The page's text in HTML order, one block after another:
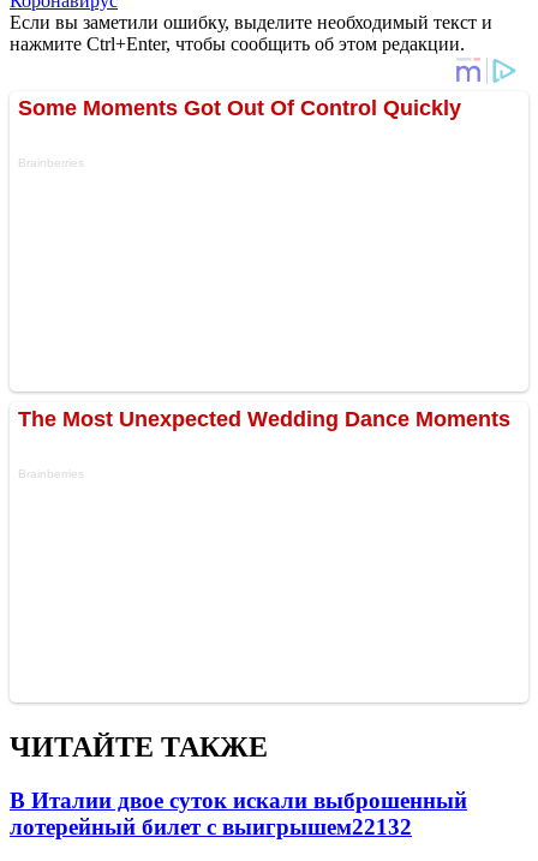
Если вы заметили ошибку, выделите необходимый текст и
нажмите Ctrl+Enter, чтобы сообщить об этом редакции.
ЧИТАЙТЕ ТАКЖЕ
В Италии двое суток искали выброшенный
лотерейный билет с выигрышем22132